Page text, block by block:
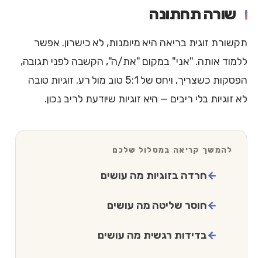
שורה תחתונה
תקשורת זוגית בריאה היא מיומנות, לא כישרון. אפשר
ללמוד אותה. "אני" במקום "את/ה", הקשבה לפני תגובה,
הפסקות כשצריך, ויחס של 5:1 טוב מול רע. זוגיות טובה
לא זוגיות בלי ריבים — היא זוגיות שיודעת לריב נכון.
להמשך קריאה במסלול שלכם
חרדה בזוגיות מה עושים
חוסר שליטה מה עושים
בדידות רגשית מה עושים